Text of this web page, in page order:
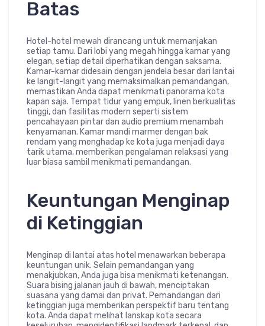
Batas
Hotel-hotel mewah dirancang untuk memanjakan
setiap tamu. Dari lobi yang megah hingga kamar yang
elegan, setiap detail diperhatikan dengan saksama.
Kamar-kamar didesain dengan jendela besar dari lantai
ke langit-langit yang memaksimalkan pemandangan,
memastikan Anda dapat menikmati panorama kota
kapan saja. Tempat tidur yang empuk, linen berkualitas
tinggi, dan fasilitas modern seperti sistem
pencahayaan pintar dan audio premium menambah
kenyamanan. Kamar mandi marmer dengan bak
rendam yang menghadap ke kota juga menjadi daya
tarik utama, memberikan pengalaman relaksasi yang
luar biasa sambil menikmati pemandangan.
Keuntungan Menginap
di Ketinggian
Menginap di lantai atas hotel menawarkan beberapa
keuntungan unik. Selain pemandangan yang
menakjubkan, Anda juga bisa menikmati ketenangan.
Suara bising jalanan jauh di bawah, menciptakan
suasana yang damai dan privat. Pemandangan dari
ketinggian juga memberikan perspektif baru tentang
kota. Anda dapat melihat lanskap kota secara